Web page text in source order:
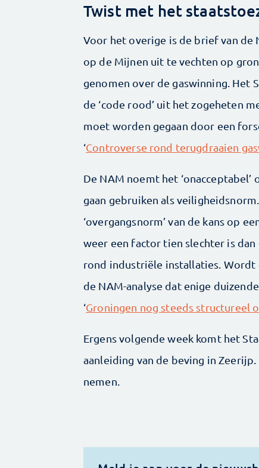
Twist met het
Voor het overige is de brief van
op de Mijnen uit te vechten op
genomen over de gaswinning. Het
de ‘code rood’ uit het zogeheten
moet worden gegaan door een
‘Controverse rond terugdraaien
De NAM noemt het
gaan gebruiken als
‘overgangsnorm’ van de kans op
weer een factor tien slechter is
rond industriële installaties.
de NAM-analyse dat enige
‘Groningen nog steeds structureel
Ergens volgende week komt het
aanleiding van de beving in
nemen.